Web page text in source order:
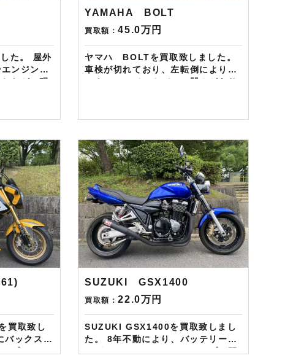
ギフト
使えますし何とご紹介頂いても適用
Amazonギフト券を贈呈致しま
す！！！ ※但し50㏄以下の原付は
除く。皆様のご用命お待ちしており
ます！！！
屋外
ンジン、
ので
ギフ
おりま
ンペーン
カード1
シャルカ
から半永
介頂いて
約しまし
呈致しま
しており
YAMAHA BOLT
買取額：45.0万円
ヤマハ BOLTを買取致しました。
車検が切れており、左転倒によりタ
こいいカスタム、 ノーマルパーツが
きました。 車検切れにて動させな
い、不動になってしまった車両もお
任せください。 現状ではなく、その
先も含めて査定させて頂きます。
——————– 現在LINE・HP・
FB・Instagramからご依頼のお客
様にAmazonギフトカード１万分を
進呈しております！ さらに特典とし
て↓↓↓ 現在バイク査定ドットコムで
はキャンペーンとして次回Amazon
ギフトカード1万円分が必ずもらえ
るスペシャルカードを贈呈中です。
とご紹介頂いても適用となります。
無事成約しましたらAmazonギフト
券を贈呈致します！！！ ※但し50
㏄以下の原付は除く。皆様のご用命
お待ちしております！！！
買取致し
SUZUKI GSX1400
買取額：22.0万円
SUZUKI GSX1400を買取致しまし
た。 8年不動により、バッテリーが